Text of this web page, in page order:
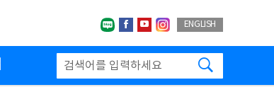
네이버블로그
페이스북
유투브인스타그랩
ENGLISH